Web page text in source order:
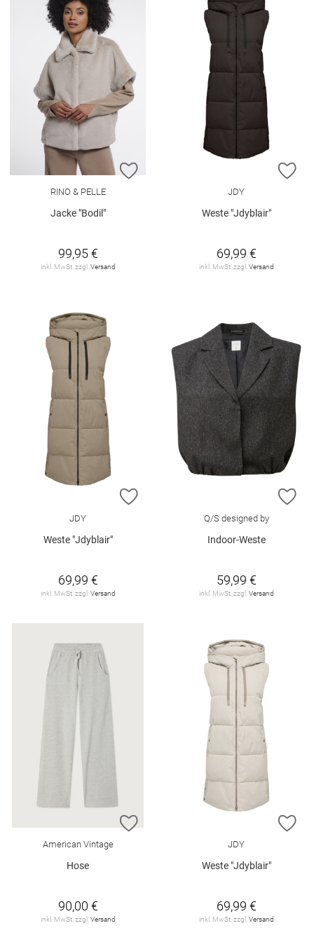
ZUR WUNSCHLISTE HINZUFÜGEN
RINO & PELLE
Jacke "Bodil"
99,95 €
inkl. MwSt. zzgl. Versand
JDY
Weste "Jdyblair"
69,99 €
inkl. MwSt. zzgl. Versand
ZUR WUNSCHLISTE HINZUFÜGEN
JDY
Weste "Jdyblair"
69,99 €
inkl. MwSt. zzgl. Versand
Q/S designed by
Indoor-Weste
59,99 €
inkl. MwSt. zzgl. Versand
ZUR WUNSCHLISTE HINZUFÜGEN
American Vintage
Hose
90,00 €
inkl. MwSt. zzgl. Versand
JDY
Weste "Jdyblair"
69,99 €
inkl. MwSt. zzgl. Versand